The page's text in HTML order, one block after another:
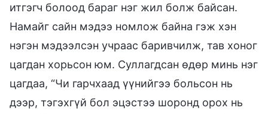
итгэгч болоод бараг нэг жил болж байсан.
Намайг сайн мэдээ номлож байна гэж хэн
нэгэн мэдээлсэн учраас баривчилж, тав хоног
цагдан хорьсон юм. Суллагдсан өдөр минь нэг
цагдаа, “Чи гарчхаад үүнийгээ больсон нь
дээр, тэгэхгүй бол эцэстээ шоронд орох нь